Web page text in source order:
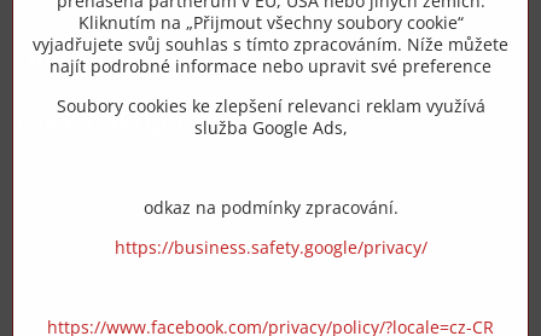
Objednávky
Vše k nákupu
Kliknutím na „Přijmout všechny soubory cookie“
vyjadřujete svůj souhlas s tímto zpracováním. Níže můžete
najít podrobné informace nebo upravit své preference
Soubory cookies ke zlepšení relevanci reklam využívá
služba Google Ads,
odkaz na podmínky zpracování.
https://business.safety.google/privacy/
https://www.facebook.com/privacy/policy/?locale=cz-CR